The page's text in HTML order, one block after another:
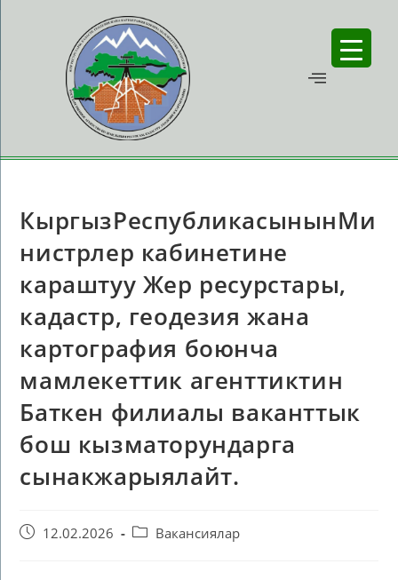
КыргызРеспубликасынынМи
нистрлер кабинетине
караштуу Жер ресурстары,
кадастр, геодезия жана
картография боюнча
мамлекеттик агенттиктин
Баткен филиалы ваканттык
бош кызматорундарга
сынакжарыялайт.
12.02.2026 Вакансиялар